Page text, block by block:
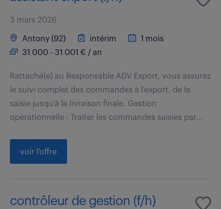
3 mars 2026
Antony (92) intérim
1 mois
31 000 - 31 001 € / an
Rattaché(e) au Responsable ADV Export, vous assurez
le suivi complet des commandes à l'export, de la
saisie jusqu'à la livraison finale. Gestion
opérationnelle : Traiter les commandes saisies par...
voir l'offre
contrôleur de gestion (f/h)